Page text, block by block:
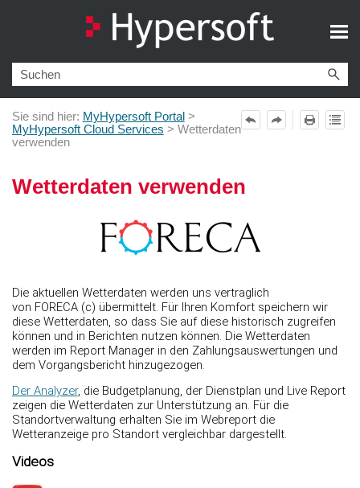
Zu Hauptinhalt springen
Sie sind hier: MyHypersoft Portal >
MyHypersoft Cloud Services > Wetterdaten
verwenden
Wetterdaten verwenden
Die aktuellen Wetterdaten werden uns vertraglich
von FORECA (c) übermittelt. Für Ihren Komfort speichern wir
diese Wetterdaten, so dass Sie auf diese historisch zugreifen
können und in Berichten nutzen können. Die Wetterdaten
werden im Report Manager in den Zahlungsauswertungen und
dem Vorgangsbericht hinzugezogen.
Der Analyzer, die Budgetplanung, der Dienstplan und Live Report
zeigen die Wetterdaten zur Unterstützung an. Für die
Standortverwaltung erhalten Sie im Webreport die
Wetteranzeige pro Standort vergleichbar dargestellt.
Videos